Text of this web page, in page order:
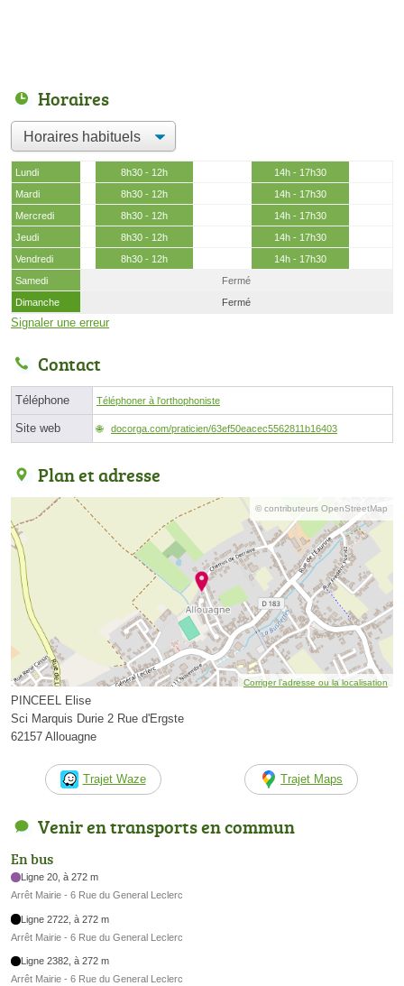
Horaires
Lundi 8h30 - 12h
14h - 17h30
Mardi
8h30 - 12h
14h - 17h30
Mercredi
8h30 - 12h
14h - 17h30
Jeudi
8h30 - 12h
14h - 17h30
Vendredi
8h30 - 12h
14h - 17h30
Samedi
Fermé
Dimanche
Fermé
Signaler une erreur
Contact
Téléphone Téléphoner à l'orthophoniste
Site web docorga.com/praticien/63ef50eacec5562811b16403
Plan et adresse
© contributeurs OpenStreetMap
Corriger l’adresse ou la localisation
PINCEEL Elise
Sci Marquis Durie 2 Rue d'Ergste
62157 Allouagne
Trajet Waze Trajet Maps
Venir en transports en commun
En bus
Ligne 20, à 272 m
Arrêt Mairie - 6 Rue du General Leclerc
Ligne 2722, à 272 m
Arrêt Mairie - 6 Rue du General Leclerc
Ligne 2382, à 272 m
Arrêt Mairie - 6 Rue du General Leclerc